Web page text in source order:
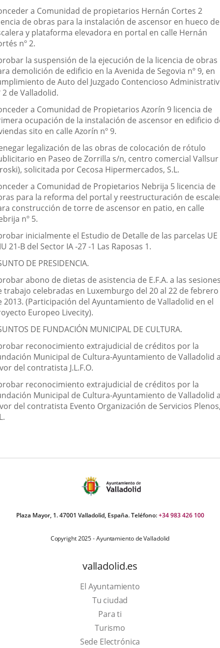
a Comunidad de propietarios Hernán Cortes 2
de obras para la instalación de ascensor en hueco de
y plataforma elevadora en portal en calle Hernán
nº 2.
la suspensión de la ejecución de la licencia de obras
demolición de edificio en la Avenida de Segovia nº 9, en
de Auto del Juzgado Contencioso
2 de Valladolid.
a Comunidad de Propietarios Azorín 9 licencia de
ocupación de la instalación de ascensor en edificio
sito en calle Azorín nº 9.
legalización de las obras de colocación de rótulo
en Paseo de Zorrilla s/n, centro comercial Vallsur
solicitada por Cecosa Hipermercados, S.L.
a Comunidad de Propietarios Nebrija 5 licencia de
para la reforma del portal y reestructuración de
construcción de torre de ascensor en patio, en calle
nº 5.
inicialmente el Estudio de Detalle de las parcelas UE
21-B del Sector IA -27 -1 Las Raposas 1.
DE PRESIDENCIA.
abono de dietas de asistencia de E.F.A. a las
trabajo celebradas en Luxemburgo del 20 al 22 de febrero
2013. (Participación del Ayuntamiento de Valladolid en el
Europeo Livecity).
DE FUNDACIÓN MUNICIPAL DE CULTURA.
reconocimiento extrajudicial de créditos por la
Municipal de Cultura-Ayuntamiento de Valladolid
del contratista J.L.F.O.
reconocimiento extrajudicial de créditos por la
Municipal de Cultura-Ayuntamiento de Valladolid
del contratista Evento Organización de Servicios
Plaza Mayor, 1. 47001 Valladolid, España. Teléfono:+34 983 426 100
Copyright 2025 - Ayuntamiento de Valladolid
valladolid.es
El Ayuntamiento
Tu ciudad
Para ti
TurismoThis
link
Sede Electrónica